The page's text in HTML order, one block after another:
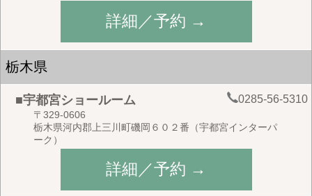
詳細／予約 →
栃木県
■宇都宮ショールーム 0285-56-5310
〒329-0606
栃木県河内郡上三川町磯岡６０２番（宇都宮インターパ
ーク）
詳細／予約 →